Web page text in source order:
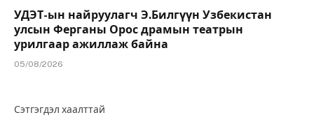
УДЭТ-ын найруулагч Э.Билгүүн Узбекистан
улсын Ферганы Орос драмын театрын
урилгаар ажиллаж байна
05/08/2026
Сэтгэгдэл хаалттай